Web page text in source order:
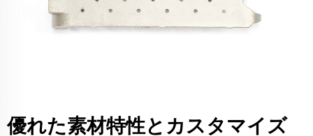
優れた素材特性とカスタマイズ